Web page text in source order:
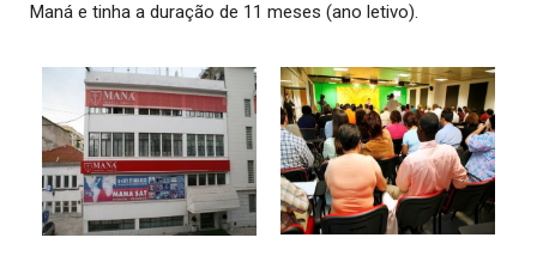
Maná e tinha a duração de 11 meses (ano letivo).